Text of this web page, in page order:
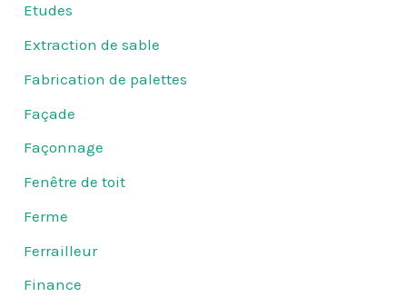
Etudes
Extraction de sable
Fabrication de palettes
Façade
Façonnage
Fenêtre de toit
Ferme
Ferrailleur
Finance